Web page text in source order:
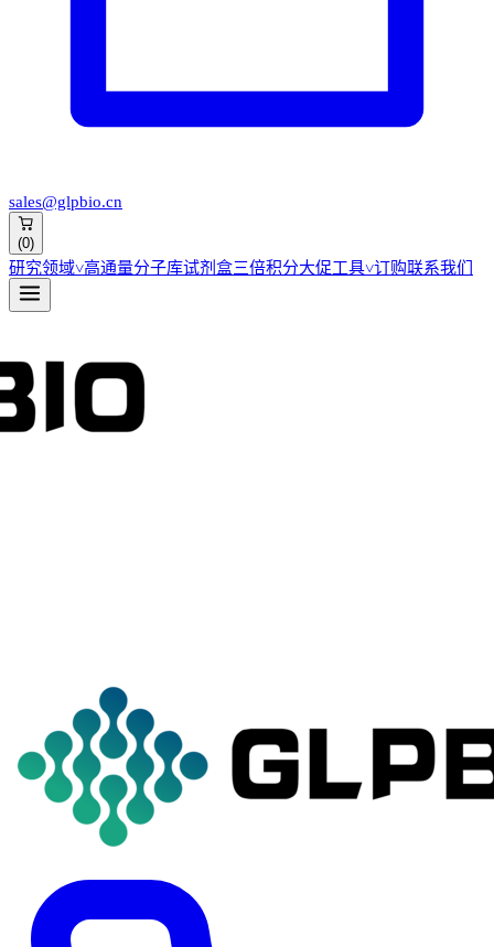
sales@glpbio.cn
(0)
研究领域˅高通量分子库试剂盒三倍积分大促工具˅订购联系我们